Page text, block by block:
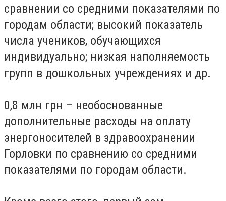
сравнении со средними показателями по
городам области; высокий показатель
числа учеников, обучающихся
индивидуально; низкая наполняемость
групп в дошкольных учреждениях и др.
0,8 млн грн – необоснованные
дополнительные расходы на оплату
энергоносителей в здравоохранении
Горловки по сравнению со средними
показателями по городам области.